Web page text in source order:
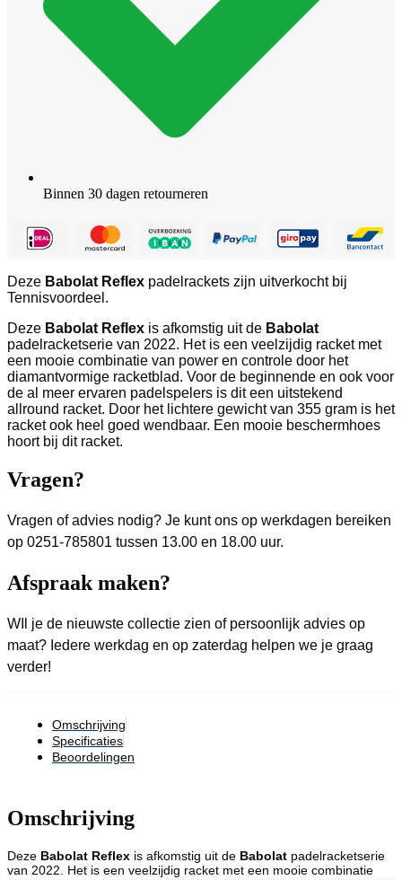
Binnen 30 dagen retourneren
Deze Babolat Reflex padelrackets zijn uitverkocht bij
Tennisvoordeel.
Deze Babolat Reflex is afkomstig uit de Babolat
padelracketserie van 2022. Het is een veelzijdig racket met
een mooie combinatie van power en controle door het
diamantvormige racketblad. Voor de beginnende en ook voor
de al meer ervaren padelspelers is dit een uitstekend
allround racket. Door het lichtere gewicht van 355 gram is het
racket ook heel goed wendbaar. Een mooie beschermhoes
hoort bij dit racket.
Vragen?
Vragen of advies nodig? Je kunt ons op werkdagen bereiken
op 0251-785801 tussen 13.00 en 18.00 uur.
Afspraak maken?
WIl je de nieuwste collectie zien of persoonlijk advies op
maat? Iedere werkdag en op zaterdag helpen we je graag
verder!
Omschrijving
Specificaties
Beoordelingen
Omschrijving
Deze Babolat Reflex is afkomstig uit de Babolat padelracketserie
van 2022. Het is een veelzijdig racket met een mooie combinatie